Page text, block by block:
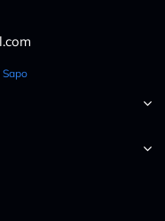
Sapo